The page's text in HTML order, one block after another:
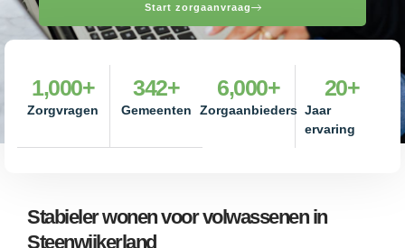
Start zorgaanvraag
Zorgvragen
1,000+
Gemeenten
342+
Zorgaanbieders
6,000+
Jaar
ervaring
20+
Stabieler wonen voor volwassenen in
Steenwijkerland